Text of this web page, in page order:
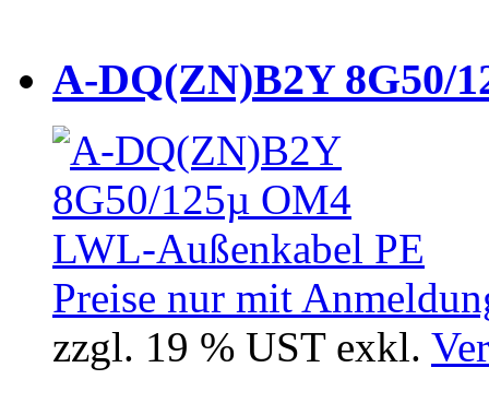
A-DQ(ZN)B2Y 8G50/
Preise nur mit
zzgl. 19 % UST exkl.